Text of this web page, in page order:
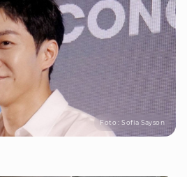
Foto : Sofia Sayson